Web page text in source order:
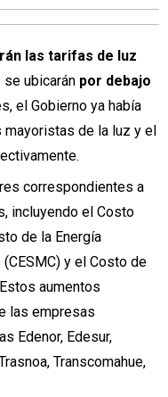
las tarifas de luz
ubicarán por debajo
el Gobierno ya había
de la luz y el
correspondientes a
incluyendo el Costo
de la Energía
y el Costo de
aumentos
las empresas
Edenor, Edesur,
Transcomahue,